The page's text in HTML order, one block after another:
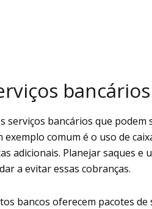
serviços bancários que
exemplo comum é o uso de
adicionais. Planejar saques
a evitar essas cobranças.
bancos oferecem pacotes